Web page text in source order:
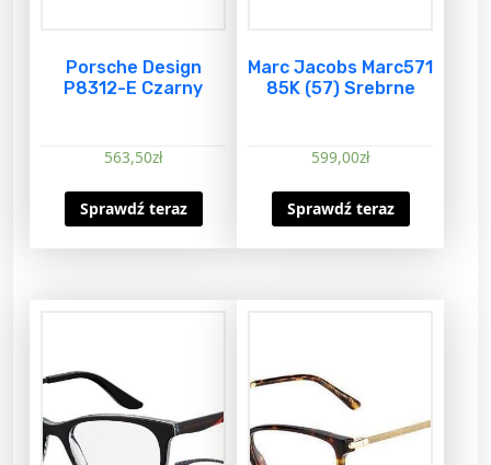
Porsche Design
P8312-E Czarny
563,50zł
Sprawdź teraz
Marc Jacobs Marc571
85K (57) Srebrne
599,00zł
Sprawdź teraz